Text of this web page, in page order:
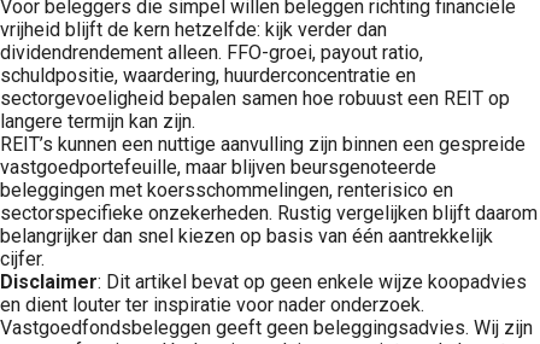
Voor beleggers die simpel willen beleggen richting financiële
vrijheid blijft de kern hetzelfde: kijk verder dan
dividendrendement alleen. FFO-groei, payout ratio,
schuldpositie, waardering, huurderconcentratie en
sectorgevoeligheid bepalen samen hoe robuust een REIT op
langere termijn kan zijn.
REIT’s kunnen een nuttige aanvulling zijn binnen een gespreide
vastgoedportefeuille, maar blijven beursgenoteerde
beleggingen met koersschommelingen, renterisico en
sectorspecifieke onzekerheden. Rustig vergelijken blijft daarom
belangrijker dan snel kiezen op basis van één aantrekkelijk
cijfer.
Disclaimer: Dit artikel bevat op geen enkele wijze koopadvies
en dient louter ter inspiratie voor nader onderzoek.
Vastgoedfondsbeleggen geeft geen beleggingsadvies. Wij zijn